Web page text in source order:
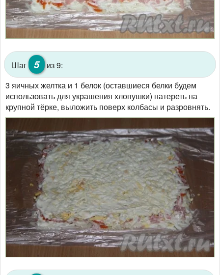
Шаг 5
из 9:
3 яичных желтка и 1 белок (оставшиеся белки будем
использовать для украшения хлопушки) натереть на
крупной тёрке, выложить поверх колбасы и разровнять.